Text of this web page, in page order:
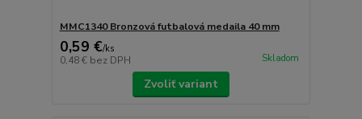
MMC1340 Bronzová futbalová medaila 40 mm
0,59 €/ks
0,48 € bez DPH Skladom
Zvoliť variant